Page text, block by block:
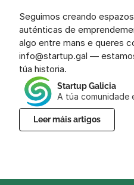
Seguimos creando
auténticas de
algo entre mans e queres
info@startup.gal —
túa historia.
Startup Galicia
A túa comunidade
Leer máis artigos